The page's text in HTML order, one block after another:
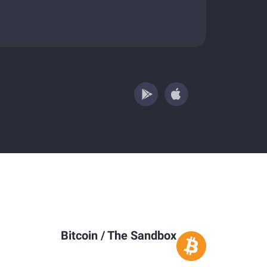
Bitcoin /The Sandbox